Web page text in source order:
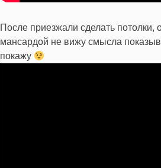
После приезжали сделать потолки,
мансардой не вижу смысла
покажу